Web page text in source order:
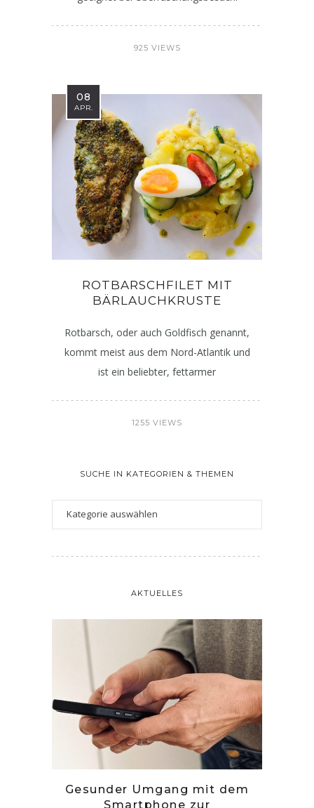
925 VIEWS
08
APR.
ROTBARSCHFILET MIT
BÄRLAUCHKRUSTE
Rotbarsch, oder auch Goldfisch genannt,
kommt meist aus dem Nord-Atlantik und
ist ein beliebter, fettarmer
1255 VIEWS
SUCHE IN KATEGORIEN & THEMEN
AKTUELLES
Gesunder Umgang mit dem
Smartphone zur